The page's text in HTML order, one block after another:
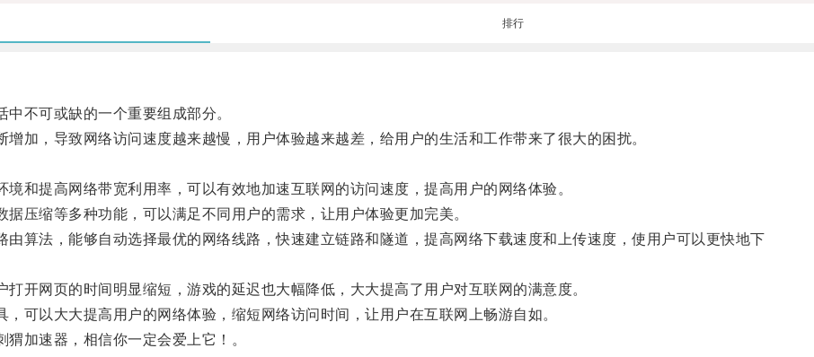
排行
不可或缺的一个重要组成部分。
，导致网络访问速度越来越慢，用户体验越来越差，给用户的生活和工作带来了很大的困扰。
提高网络带宽利用率，可以有效地加速互联网的访问速度，提高用户的网络体验。
缩等多种功能，可以满足不同用户的需求，让用户体验更加完美。
法，能够自动选择最优的网络线路，快速建立链路和隧道，提高网络下载速度和上传速度，使用户可以更快地下
网页的时间明显缩短，游戏的延迟也大幅降低，大大提高了用户对互联网的满意度。
以大大提高用户的网络体验，缩短网络访问时间，让用户在互联网上畅游自如。
加速器，相信你一定会爱上它！。